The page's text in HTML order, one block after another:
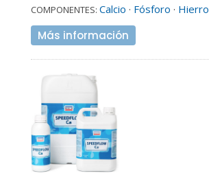
COMPONENTES: Calcio · Fósforo · Hierro
Más información